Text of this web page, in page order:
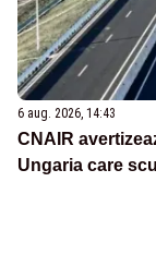
6 aug. 2026, 14:43
CNAIR
Ungaria care